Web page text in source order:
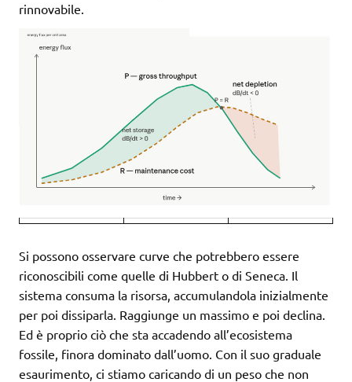
rinnovabile.
Si possono osservare curve che potrebbero essere
riconoscibili come quelle di Hubbert o di Seneca. Il
sistema consuma la risorsa, accumulandola inizialmente
per poi dissiparla. Raggiunge un massimo e poi declina.
Ed è proprio ciò che sta accadendo all’ecosistema
fossile, finora dominato dall’uomo. Con il suo graduale
esaurimento, ci stiamo caricando di un peso che non